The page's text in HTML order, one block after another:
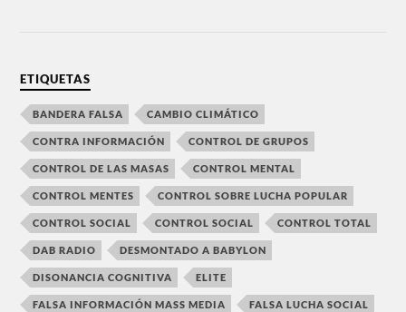
ETIQUETAS
BANDERA FALSA CAMBIO CLIMÁTICO
CONTRA INFORMACIÓN CONTROL DE GRUPOS
CONTROL DE LAS MASAS CONTROL MENTAL
CONTROL MENTES CONTROL SOBRE LUCHA POPULAR
CONTROL SOCIAL CONTROL SOCIAL CONTROL TOTAL
DAB RADIO DESMONTADO A BABYLON
DISONANCIA COGNITIVA ELITE
FALSA INFORMACIÓN MASS MEDIA FALSA LUCHA SOCIAL